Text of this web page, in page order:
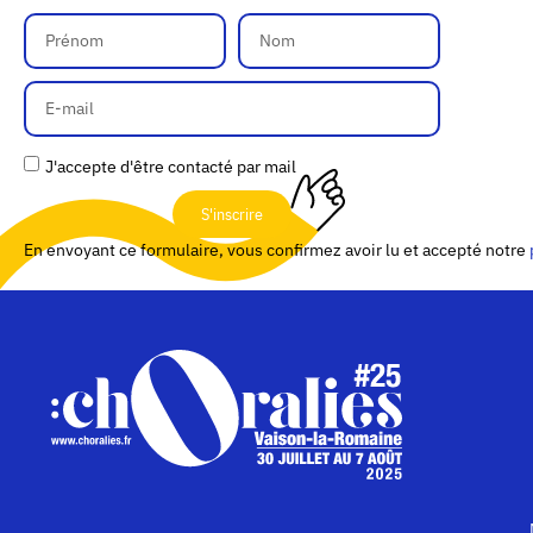
J'accepte d'être contacté par mail
S'inscrire
En envoyant ce formulaire, vous confirmez avoir lu et accepté notre